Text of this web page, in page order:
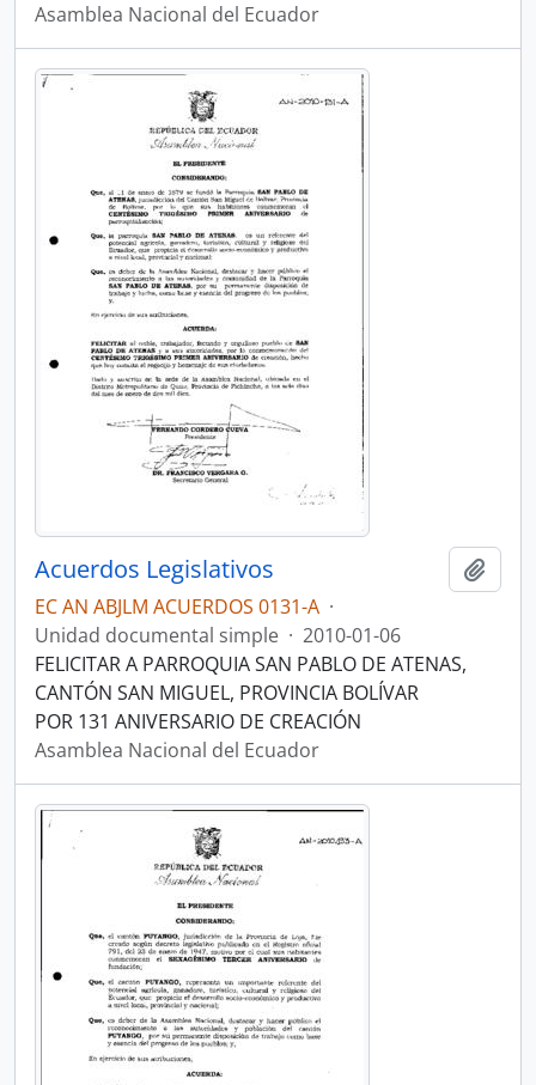
Asamblea Nacional del Ecuador
Acuerdos Legislativos
EC AN ABJLM ACUERDOS 0131-A ·
Unidad documental simple · 2010-01-06
FELICITAR A PARROQUIA SAN PABLO DE ATENAS,
CANTÓN SAN MIGUEL, PROVINCIA BOLÍVAR
POR 131 ANIVERSARIO DE CREACIÓN
Asamblea Nacional del Ecuador